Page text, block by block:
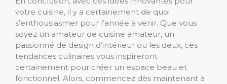
votre cuisine, il y a certainement de quoi
s’enthousiasmer pour l’année à venir. Que vous
soyez un amateur de cuisine amateur, un
passionné de design d’intérieur ou les deux, ces
tendances culinaires vous inspireront
certainement pour créer un espace beau et
fonctionnel. Alors, commencez dès maintenant à